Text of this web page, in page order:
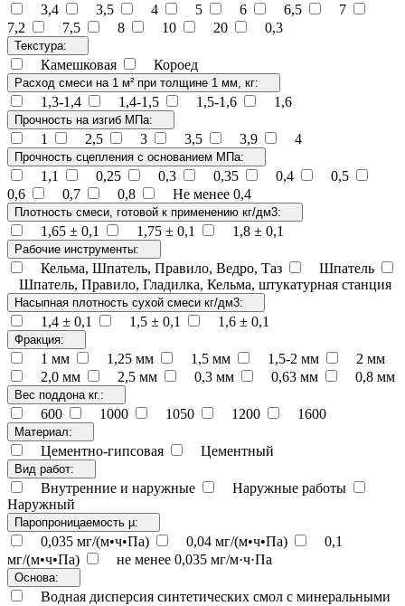
3,4 3,5 4 5 6 6,5
7
7,2
7,5 8 10 20 0,3
Текстура:
Камешковая Короед
Расход смеси на 1 м² при толщине 1 мм, кг:
1,3-1,4 1,4-1,5 1,5-1,6 1,6
Прочность на изгиб МПа:
1 2,5 3 3,5 3,9 4
Прочность сцепления с основанием МПа:
1,1 0,25 0,3 0,35 0,4
0,5
0,6
0,7 0,8 Не менее 0,4
Плотность смеси, готовой к применению кг/дм3:
1,65 ± 0,1 1,75 ± 0,1 1,8 ± 0,1
Рабочие инструменты:
Кельма, Шпатель, Правило, Ведро, Таз
Шпатель
Шпатель, Правило, Гладилка, Кельма, штукатурная станция
Насыпная плотность сухой смеси кг/дм3:
1,4 ± 0,1 1,5 ± 0,1 1,6 ± 0,1
Фракция:
1 мм 1,25 мм 1,5 мм 1,5-2 мм
2 мм
2,0 мм
2,5 мм 0,3 мм 0,63 мм 0,8 мм
Вес поддона кг.:
600 1000 1050 1200 1600
Материал:
Цементно-гипсовая Цементный
Вид работ:
Внутренние и наружные
Наружные работы
Наружный
Паропроницаемость µ:
0,035 мг/(м•ч•Па) 0,04 мг/(м•ч•Па)
0,1
мг/(м•ч•Па)
не менее 0,035 мг/м·ч·Па
Основа:
Водная дисперсия синтетических смол с минеральными